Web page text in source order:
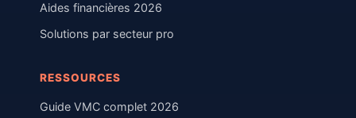
Aides financières 2026
Solutions par secteur pro
RESSOURCES
Guide VMC complet 2026